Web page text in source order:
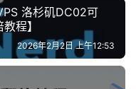
our monitoring
machines had
洛杉矶DC02可
程】
2026年2月2日 上午12:53